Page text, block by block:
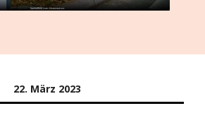
22. März 2023